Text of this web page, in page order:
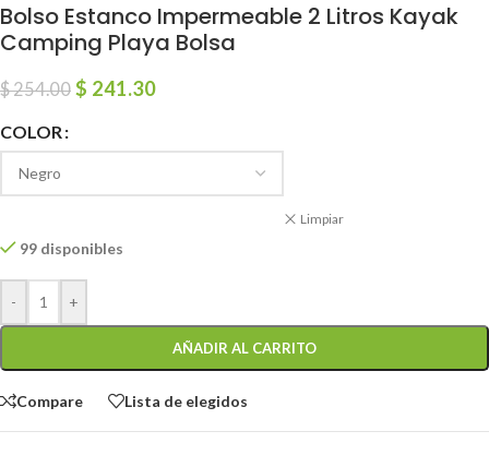
Bolso Estanco Impermeable 2 Litros Kayak
Camping Playa Bolsa
$254.00 $ 241.30
COLOR
Limpiar
99 disponibles
- +
AÑADIR AL CARRITO
Compare Lista de elegidos